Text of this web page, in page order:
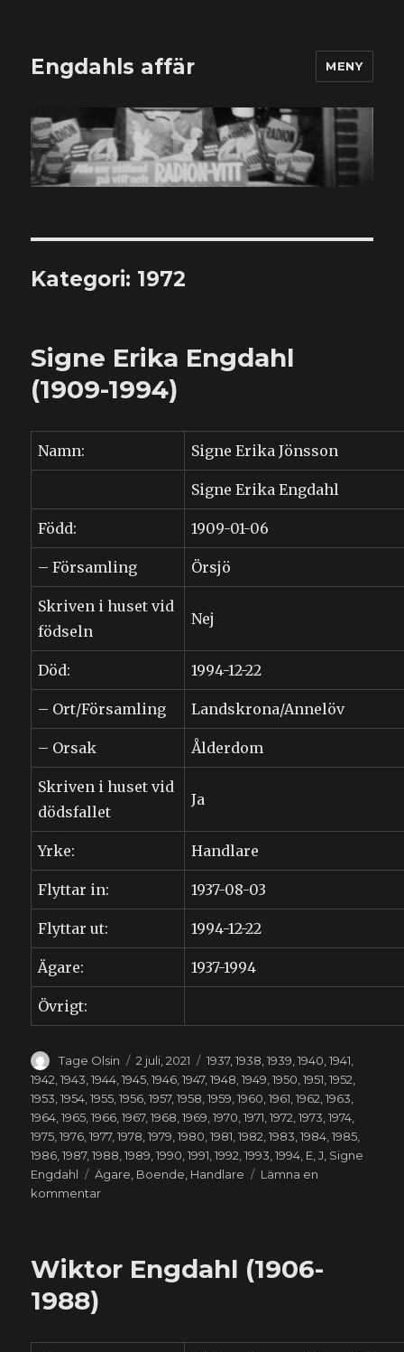
Engdahls affär MENY
Kategori: 1972
Signe Erika Engdahl
(1909-1994)
Namn: Signe Erika Jönsson
Signe Erika Engdahl
Född: 1909-01-06
– Församling Örsjö
Skriven i huset vid
födseln
Nej
Död: 1994-12-22
– Ort/Församling Landskrona/Annelöv
– Orsak Ålderdom
Skriven i huset vid
dödsfallet
Ja
Yrke: Handlare
Flyttar in: 1937-08-03
Flyttar ut: 1994-12-22
Ägare: 1937-1994
Övrigt:
Författare
Tage Olsin
Publicerat
den
2 juli, 2021 Kategorier
1937,1938,1939,1940,1941,
1942,1943,1944,1945,1946,1947,1948,1949,1950,1951,1952,
1953,1954,1955,1956,1957,1958,1959,1960,1961,1962,1963,
1964,1965,1966,1967,1968,1969,1970,1971,1972,1973,1974,
1975,1976,1977,1978,1979,1980,1981,1982,1983,1984,1985,
1986,1987,1988,1989,1990,1991,1992,1993,1994, E,J, Signe
Engdahl
Etiketter
Ägare, Boende, Handlare
Lämna en
kommentartill
(1909-
Wiktor Engdahl (1906-
1988)